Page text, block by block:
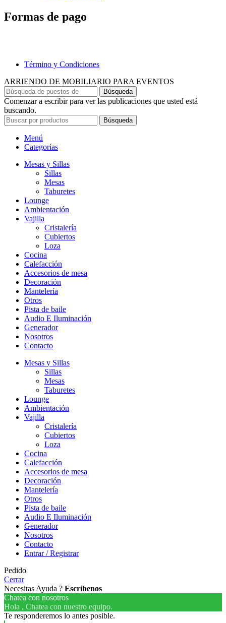
Formas de pago
Término y Condiciones
ARRIENDO DE MOBILIARIO PARA EVENTOS
Búsqueda
Comenzar a escribir para ver las publicaciones que usted está
buscando.
Búsqueda
Menú
Categorías
Mesas y Sillas
Sillas
Mesas
Taburetes
Lounge
Ambientación
Vajilla
Cristalería
Cubiertos
Loza
Cocina
Calefacción
Accesorios de mesa
Decoración
Mantelería
Otros
Pista de baile
Audio E Iluminación
Generador
Nosotros
Contacto
Mesas y Sillas
Sillas
Mesas
Taburetes
Lounge
Ambientación
Vajilla
Cristalería
Cubiertos
Loza
Cocina
Calefacción
Accesorios de mesa
Decoración
Mantelería
Otros
Pista de baile
Audio E Iluminación
Generador
Nosotros
Contacto
Entrar / Registrar
Pedido
Cerrar
Necesitas Ayuda ? Escríbenos
Chatea con nosotros
Hola , Chatea con nuestro equipo.
Te responderemos lo antes posible.